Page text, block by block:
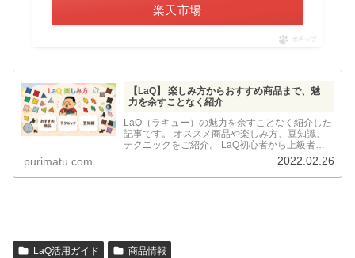
楽天市場
ポチップ
【LaQ】 楽しみ方からおすすめ商品まで、魅
力を余すことなく紹介
LaQ（ラキュー）の魅力を余すことなく紹介した
記事です。 オススメ商品や楽しみ方、豆知識、
テクニックをご紹介。 LaQ初心者から上級者ま
で、楽しさを最大限に引き出すための方法をお伝
purimatu.com 2022.02.26
LaQ活用ガイド 商品情報